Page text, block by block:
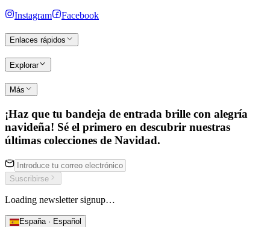
Instagram Facebook
Enlaces rápidos
Explorar
Más
¡Haz que tu bandeja de entrada brille con alegría
navideña! Sé el primero en descubrir nuestras
últimas colecciones de Navidad.
Suscribirse
Loading newsletter signup…
España · Español